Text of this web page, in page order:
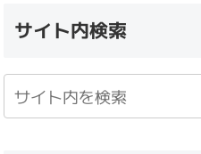
サイト内検索